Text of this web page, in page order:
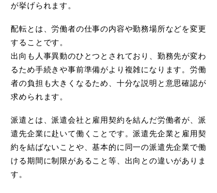
が挙げられます。
配転とは、労働者の仕事の内容や勤務場所などを変更
することです。
出向も人事異動のひとつとされており、勤務先が変わ
るため手続きや事前準備がより複雑になります。労働
者の負担も大きくなるため、十分な説明と意思確認が
求められます。
派遣とは、派遣会社と雇用契約を結んだ労働者が、派
遣先企業に赴いて働くことです。派遣先企業と雇用契
約を結ばないことや、基本的に同一の派遣先企業で働
ける期間に制限があること等、出向との違いがありま
す。